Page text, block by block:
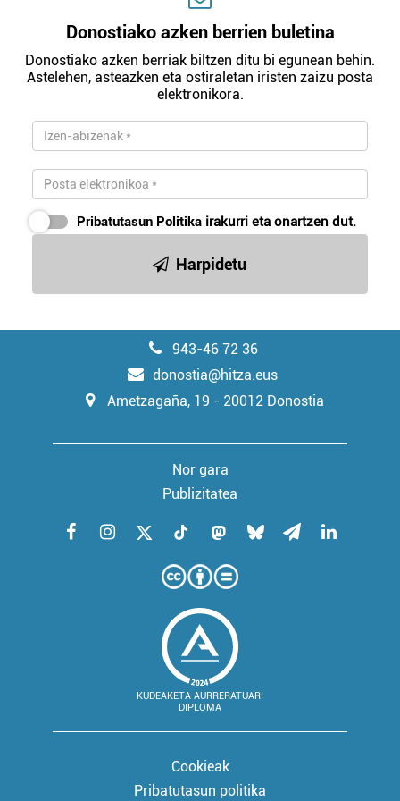
Donostiako azken berrien buletina
Donostiako azken berriak biltzen ditu bi egunean behin.
Astelehen, asteazken eta ostiraletan iristen zaizu posta
elektronikora.
Pribatutasun Politika irakurri eta onartzen dut.
Harpidetu
943-46 72 36
donostia@hitza.eus
Ametzagaña, 19 - 20012 Donostia
Nor gara
Publizitatea
KUDEAKETA AURRERATUARI
DIPLOMA
Cookieak
Pribatutasun politika